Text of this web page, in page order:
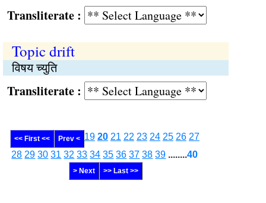
:
Topic drift
विषय च्युति
:
<< First << Prev < 19 20 21 22 23 24 25 26 27
28 29 30 31 32 33 34 35 36 37 38 39 ........40
> Next >> Last >>